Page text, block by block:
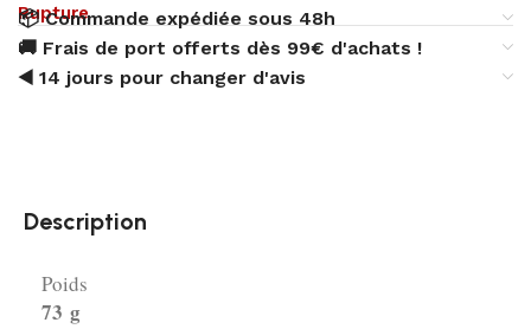
Rupture
📦 Commande expédiée sous 48h
🚚 Frais de port offerts dès 99€ d'achats !
◀️ 14 jours pour changer d'avis
Description
Poids
73 g